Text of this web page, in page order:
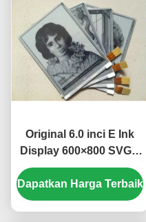
Original 6.0 inci E Ink
Display 600×800 SVGA
dengan 34 pin Konektor
untuk Kindle E Paper
Module
Dapatkan Harga Terbaik